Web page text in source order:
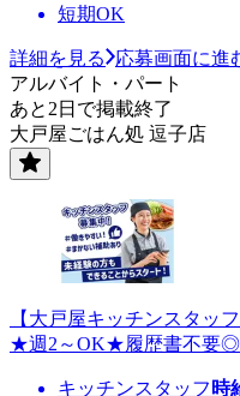
短期OK
詳細を見る
応募画面に進
アルバイト・パート
あと2日で掲載終了
大戸屋ごはん処 逗子店
【大戸屋キッチンスタッ
★週2～OK★履歴書不要◎
キッチンスタッフ 時